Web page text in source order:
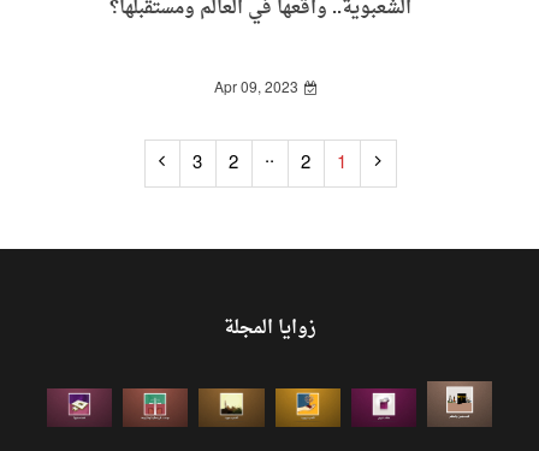
الشعبوية.. واقعها في العالم ومستقبلها؟
Apr 09, 2023
1
2
..
2
3
زوايا المجلة